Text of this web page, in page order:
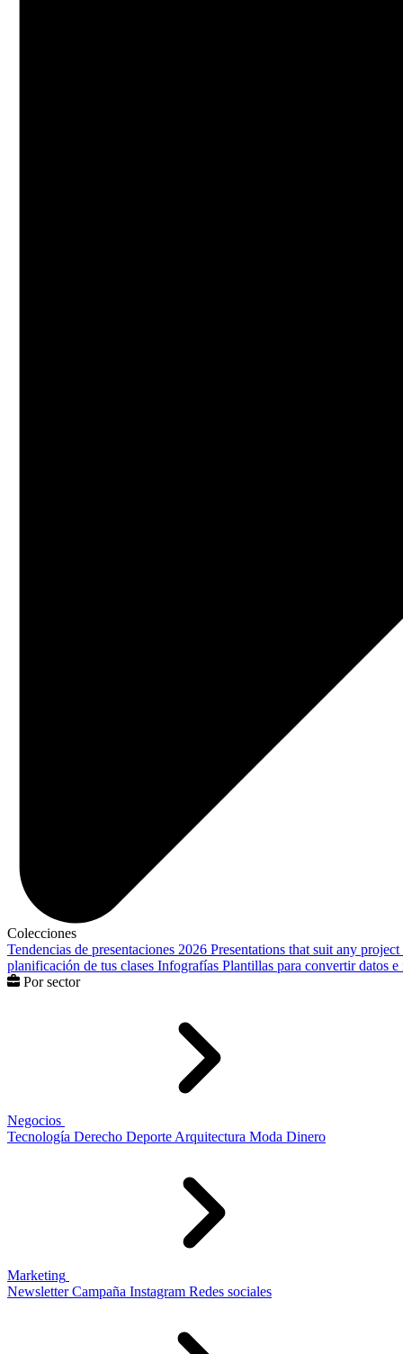
Colecciones
Tendencias de presentaciones 2026 Presentations that suit any project
planificación de tus clases Infografías Plantillas para convertir datos
Por sector
Negocios
Tecnología Derecho Deporte Arquitectura Moda Dinero
Marketing
Newsletter Campaña Instagram Redes sociales